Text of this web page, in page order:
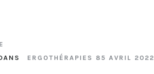
ERGOTHÉRAPIES 85 AVRIL 2022